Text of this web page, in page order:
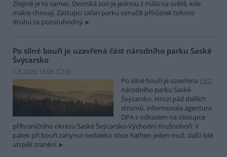
Zřejmě je to samec. Dvorská zoo je jednou z mála na světě, kde
makie chovají. Zástupci safari parku označili přírůstek tohoto
druhu za pozoruhodný.
Po silné bouři je uzavřená část národního parku Saské
Švýcarsko
1.8.2026 18:06 (ČTK)
Po silné bouři je uzavřena část
národního parku Saské
Švýcarsko. Hrozí pád dalších
stromů, informovala agentura
DPA s odkazem na zástupce
příhraničního okresu Saské Švýcarsko-Východní Krušnohoří. V
pátek při bouři zahynul nedaleko obce Rathen jeden muž, další lidé
utrpěli zranění.